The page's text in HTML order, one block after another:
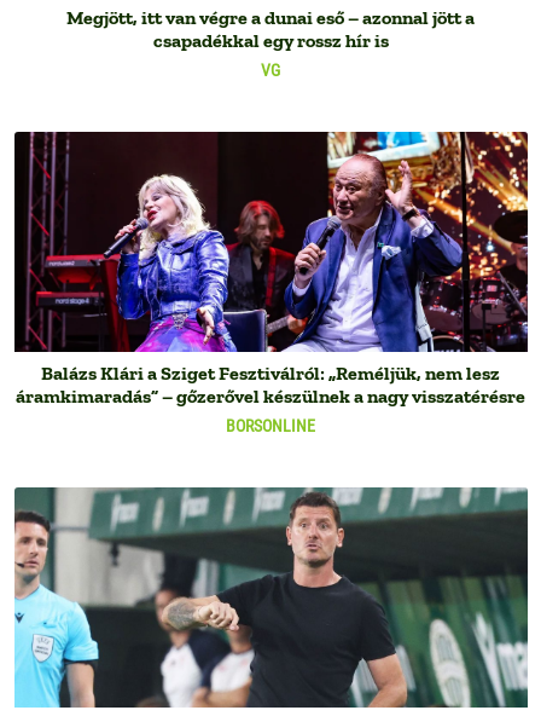
VG
Megjött, itt van végre a dunai eső – azonnal jött a
csapadékkal egy rossz hír is
BORSONLINE
Balázs Klári a Sziget Fesztiválról: „Reméljük, nem lesz
áramkimaradás” – gőzerővel készülnek a nagy visszatérésre